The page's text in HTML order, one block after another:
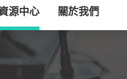
源中心 關於我們